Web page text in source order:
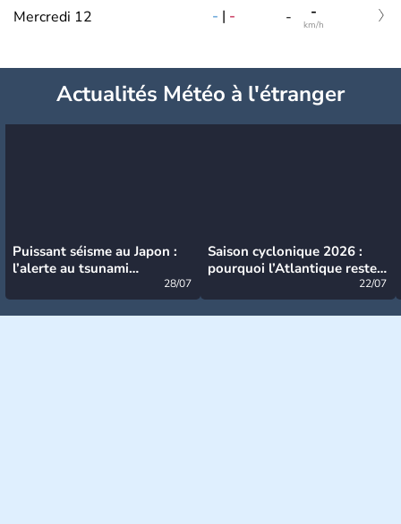
Mercredi 12 - | - - -
km/h
Actualités Météo à l'étranger
Puissant séisme au Japon :
l’alerte au tsunami
28/07
Saison cyclonique 2026 :
pourquoi l’Atlantique reste
22/07